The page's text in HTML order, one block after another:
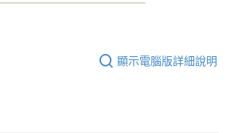
顯示電腦版詳細說明